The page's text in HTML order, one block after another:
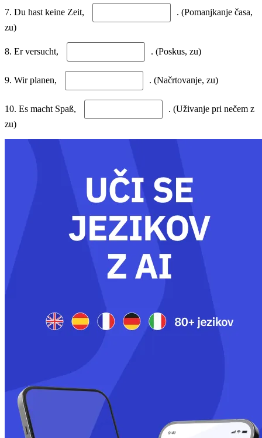
7. Du hast keine Zeit,
. (Pomanjkanje časa,
zu)
8. Er versucht, . (Poskus, zu)
9. Wir planen, . (Načrtovanje, zu)
10. Es macht Spaß,
. (Uživanje pri nečem z
zu)